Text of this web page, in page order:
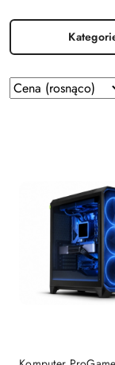
Zastosowano
sortowanie:
Sortuj
według